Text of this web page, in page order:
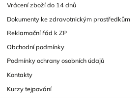
Vrácení zboží do 14 dnů
Dokumenty ke zdravotnickým prostředkům
Reklamační řád k ZP
Obchodní podmínky
Podmínky ochrany osobních údajů
Kontakty
Kurzy tejpování